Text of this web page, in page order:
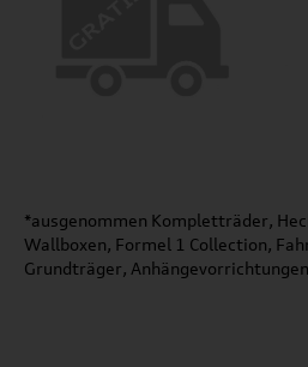
*ausgenommen Kompletträder,
Wallboxen, Formel 1 Collection,
Grundträger,